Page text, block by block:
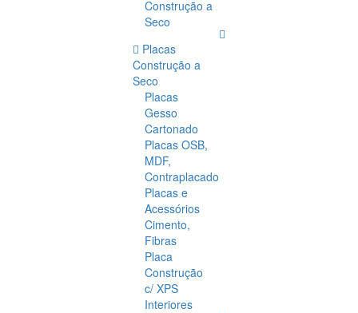
Construção a
Seco
Placas
Construção a
Seco
Placas
Gesso
Cartonado
Placas OSB,
MDF,
Contraplacado
Placas e
Acessórios
Cimento,
Fibras
Placa
Construção
c/ XPS
Interiores